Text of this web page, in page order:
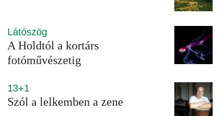
Látószög
A Holdtól a kortárs
fotóművészetig
13+1
Szól a lelkemben a zene